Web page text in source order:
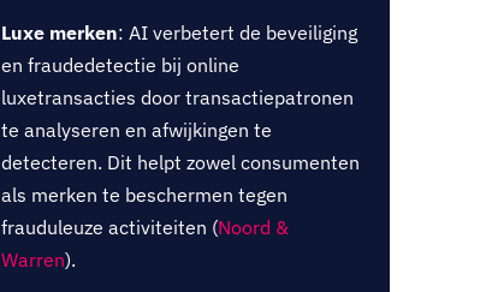
Luxe merken:AI verbetert de beveiliging
en fraudedetectie bij online
luxetransacties door transactiepatronen
te analyseren en afwijkingen te
detecteren. Dit helpt zowel consumenten
als merken te beschermen tegen
frauduleuze activiteiten (Noord &
Warren).